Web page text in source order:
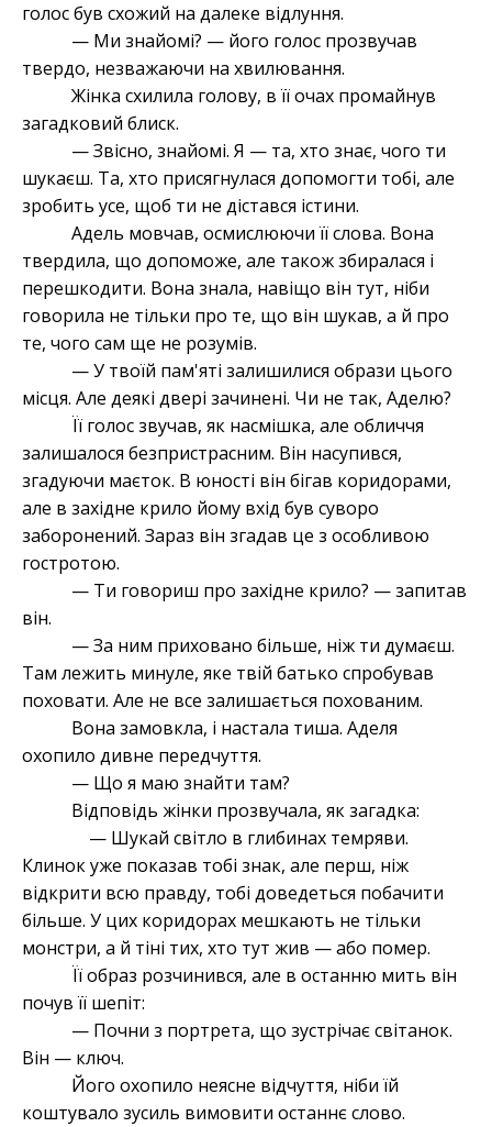
голос був схожий на далеке відлуння.
— Ми знайомі? — його голос прозвучав
твердо, незважаючи на хвилювання.
Жінка схилила голову, в її очах промайнув
загадковий блиск.
— Звісно, знайомі. Я — та, хто знає, чого ти
шукаєш. Та, хто присягнулася допомогти тобі, але
зробить усе, щоб ти не дістався істини.
Адель мовчав, осмислюючи її слова. Вона
твердила, що допоможе, але також збиралася і
перешкодити. Вона знала, навіщо він тут, ніби
говорила не тільки про те, що він шукав, а й про
те, чого сам ще не розумів.
— У твоїй пам'яті залишилися образи цього
місця. Але деякі двері зачинені. Чи не так, Аделю?
Її голос звучав, як насмішка, але обличчя
залишалося безпристрасним. Він насупився,
згадуючи маєток. В юності він бігав коридорами,
але в західне крило йому вхід був суворо
заборонений. Зараз він згадав це з особливою
гостротою.
— Ти говориш про західне крило? — запитав
він.
— За ним приховано більше, ніж ти думаєш.
Там лежить минуле, яке твій батько спробував
поховати. Але не все залишається похованим.
Вона замовкла, і настала тиша. Аделя
охопило дивне передчуття.
— Що я маю знайти там?
Відповідь жінки прозвучала, як загадка:
— Шукай світло в глибинах темряви.
Клинок уже показав тобі знак, але перш, ніж
відкрити всю правду, тобі доведеться побачити
більше. У цих коридорах мешкають не тільки
монстри, а й тіні тих, хто тут жив — або помер.
Її образ розчинився, але в останню мить він
почув її шепіт:
— Почни з портрета, що зустрічає світанок.
Він — ключ.
Його охопило неясне відчуття, ніби їй
коштувало зусиль вимовити останнє слово.